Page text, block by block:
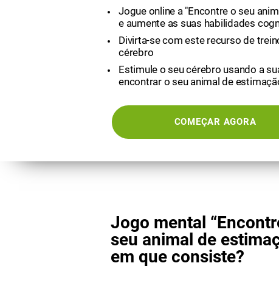
Jogue online a "Encontre o seu
e aumente as suas habilidades
Divirta-se com este recurso de
cérebro
Estimule o seu cérebro usando a
encontrar o seu animal de
COMEÇAR AGORA
Jogo mental
seu animal de
em que consiste?